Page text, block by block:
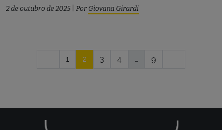
2 de outubro de 2025 Por Giovana Girardi
Navegação1 2 3 4 … 9